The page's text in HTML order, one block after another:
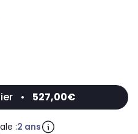
• 527,00€
:2 ans